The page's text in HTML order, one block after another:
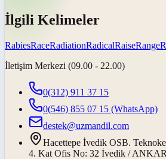
İlgili Kelimeler
RabiesRaceRadiationRadicalRaiseRange
İletişim Merkezi (09.00 - 22.00)
0(312) 911 37 15
0(546) 855 07 15 (WhatsApp)
destek@uzmandil.com
Hacettepe İvedik OSB.
4. Kat Ofis No: 32 İvedik /